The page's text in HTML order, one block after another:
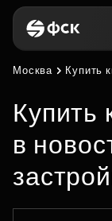
Москва Купить
Купить
в